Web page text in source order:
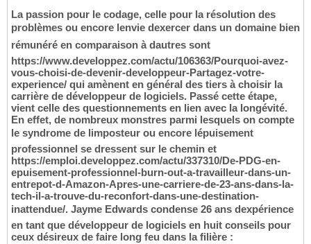
La passion pour le codage, celle pour la résolution des
problèmes ou encore lenvie dexercer dans un domaine bien
rémunéré en comparaison à dautres sont
https://www.developpez.com/actu/106363/Pourquoi-avez-
vous-choisi-de-devenir-developpeur-Partagez-votre-
experience/ qui amènent en général des tiers à choisir la
carrière de développeur de logiciels. Passé cette étape,
vient celle des questionnements en lien avec la longévité.
En effet, de nombreux monstres parmi lesquels on compte
le syndrome de limposteur ou encore lépuisement
professionnel se dressent sur le chemin et
https://emploi.developpez.com/actu/337310/De-PDG-en-
epuisement-professionnel-burn-out-a-travailleur-dans-un-
entrepot-d-Amazon-Apres-une-carriere-de-23-ans-dans-la-
tech-il-a-trouve-du-reconfort-dans-une-destination-
inattendue/. Jayme Edwards condense 26 ans dexpérience
en tant que développeur de logiciels en huit conseils pour
ceux désireux de faire long feu dans la filière :